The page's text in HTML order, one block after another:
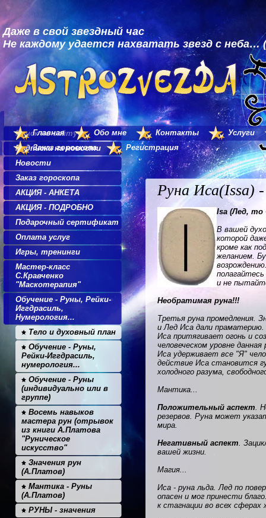
Даже в свой звездный час
Не каждому удается нахватать звезд с неба…
Главная Обо мне Контакты
Услуги
Заказ гороскопа
Регистрация
Поиск по сайту
Подписка на новости
Новости
Заказ гороскопа
АКЦИЯ - АНКЕТА
АКЦИЯ - ПОДРОБНО
Подарочный сертификат
Оплата услуг
Игры, тренинги
Мастер-класс
С.Кравченко
"Маскотерапия"
Обучение - Руны, Рейки-
Иггдрасиль,
Нумерология...
Тело и духовный план
Обучение - Руны,
Рейки-Иггдрасиль,
нумерология...
Обучение - Руны
(индивидуально или в
группе)
Восемь навыков
мастера рун (отрывок
из книги А.Платова
"Руническое
искусство"
Значения рун
(А.Платов)
Мантика - Руны
(А.Платов)
РУНЫ - значения
Руна Иса(Issa)
Isa (Лед,
В вашей
которой
кроме как
желанием.
и не
Необратимая руна!!!
Третья руна промедления.
и Лед Иса дали
Иса притягивает огонь и
человеческом уровне
Иса удерживает все "Я"
действие Иса становится
холодного разума,
Мантика...
Положительный аспект.
резервов. Руна может
мира.
Негативный аспект.
вашей жизни.
Магия...
Иса - руна льда. Лед по
опасен и мог принести
к стагнации во всех